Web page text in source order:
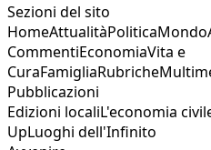
Sezioni del sito
HomeAttualitàPoliticaMondo
CommentiEconomiaVita e
CuraFamigliaRubriche
Pubblicazioni
Edizioni localiL'economia
UpLuoghi dell'Infinito